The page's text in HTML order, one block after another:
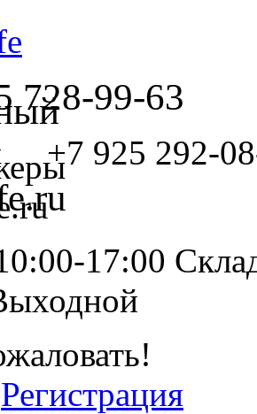
728-99-63
+7 925 292-
17:00
Регистрация